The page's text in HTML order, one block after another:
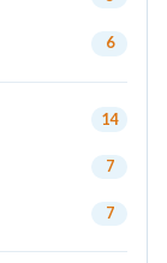
6
14
7
7